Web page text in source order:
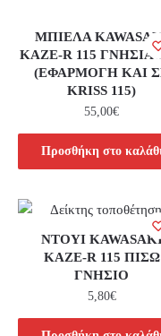
ΜΠΙΕΛΑ
KAZE-R 115 ΓΝΗΣΙΑ
(ΕΦΑΡΜΟΓΗ ΚΑΙ
KRISS 115)
55,00€
Προσθήκη στο
ΝΤΟΥΙ KAWASAKI
KAZE-R 115 ΠΙΣΩ
ΓΝΗΣΙΟ
5,80€